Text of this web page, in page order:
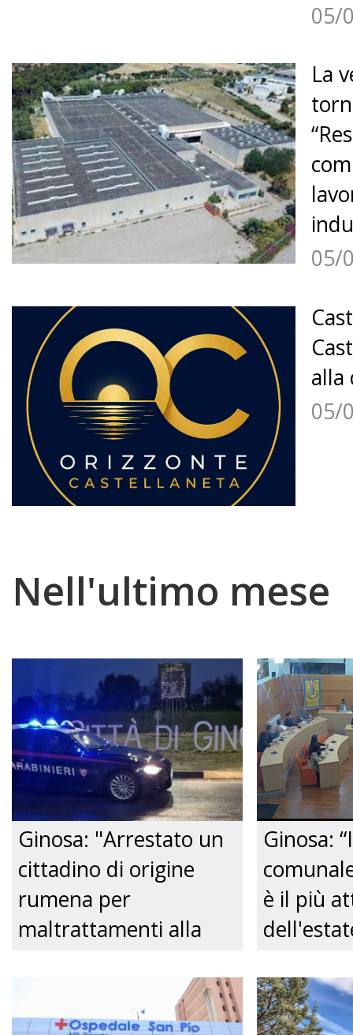
05/
La
05/
alla
05/
Nell'ultimo mese
Ginosa: "Arrestato un
cittadino di origine
rumena per
maltrattamenti alla
Ginosa:
è il più
centro
Just tv